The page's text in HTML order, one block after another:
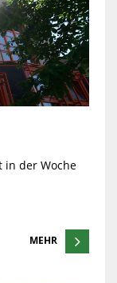
in der Woche
MEHR